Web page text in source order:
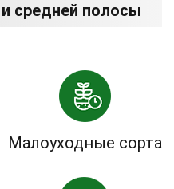
средней полосы
Малоуходные сорта